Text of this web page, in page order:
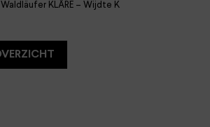
Waldläufer KLÄRE – Wijdte K